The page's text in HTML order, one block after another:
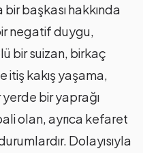
başkası hakkında
negatif duygu,
bir suizan, birkaç
itiş kakış yaşama,
bir yaprağı
olan, ayrıca kefaret
Dolayısıyla